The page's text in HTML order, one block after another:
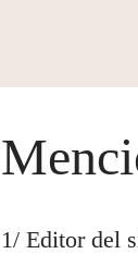
1/ Editor del